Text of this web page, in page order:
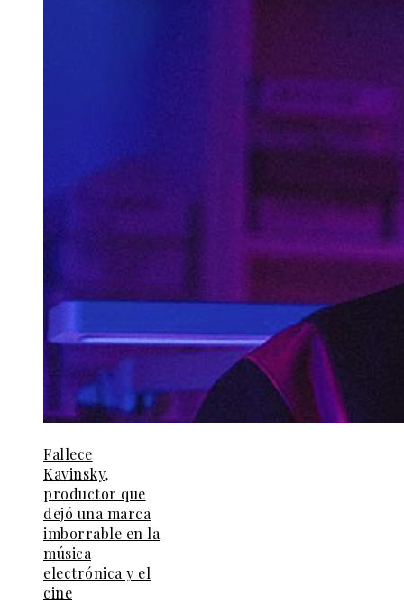
Fallece
Kavinsky,
productor que
dejó una marca
imborrable en la
música
electrónica y el
cine